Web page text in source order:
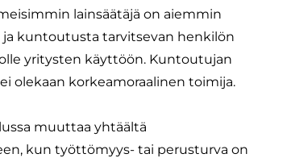
lainsäätäjä on aiemmin
kuntoutusta tarvitsevan henkilön
yritysten käyttöön. Kuntoutujan
olekaan korkeamoraalinen toimija.
muuttaa yhtäältä
kun työttömyys- tai perusturva on